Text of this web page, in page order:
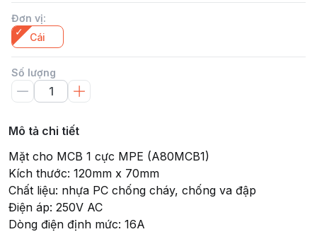
Đơn vị:
Cái
Số lượng
Mô tả chi tiết
Mặt cho MCB 1 cực MPE (A80MCB1)
Kích thước: 120mm x 70mm
Chất liệu: nhựa PC chống cháy, chống va đập
Điện áp: 250V AC
Dòng điện định mức: 16A